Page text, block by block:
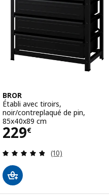
5 étoiles. Nombre total de
BROR
Établi avec tiroirs,
noir/contreplaqué de pin,
85x40x89 cm
229€
Prix 229€
Révision: 4.8
(10)